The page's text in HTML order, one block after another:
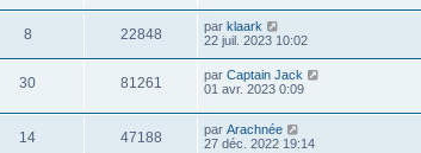
8 22848 par klaark
22 juil. 2023 10:02
30 81261 par Captain Jack
01 avr. 2023 0:09
14 47188 par Arachnée
27 déc. 2022 19:14